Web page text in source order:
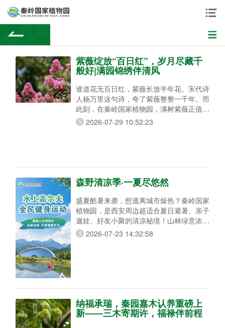
紫薇绽放“百日红”，岁月尽藏千
般好|满园锦绣伴清风
谁道花无百日红，紫薇长放半年花。宋代诗
人杨万里这句诗，夸了紫薇整整一千年。而
此刻，在秦岭国家植物园，满树紫薇正值盛
放期——紫薇、银薇、赤薇、翠薇，一团团
花穗缀满枝头，从盛夏一路开到清秋，整整
花色，而是一个谁试谁乐的趣味——摸一下
树干，整棵树
2026-07-29 10:52:23
森野清凉季·一夏尽悠然
盛夏酷暑来袭，想逃离城市燥热？秦岭国家
植物园，是西安周边超适合夏日避暑、亲子
遛娃、好友小聚的清凉秘境！山林绿意浓
郁、溪水清凉宜人，集合水上高尔夫、亲水
戏水、树荫品茗、山野露营、云岭飞车多元
可直接挥杆将球打入湖面，视野绝佳。
2026-07-23 14:32:58
纳福承瑞，秦园嘉木认养重磅上
新——三木寄期许，福禄伴前程